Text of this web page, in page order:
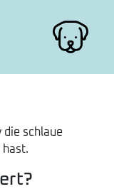
die schlaue
hast.